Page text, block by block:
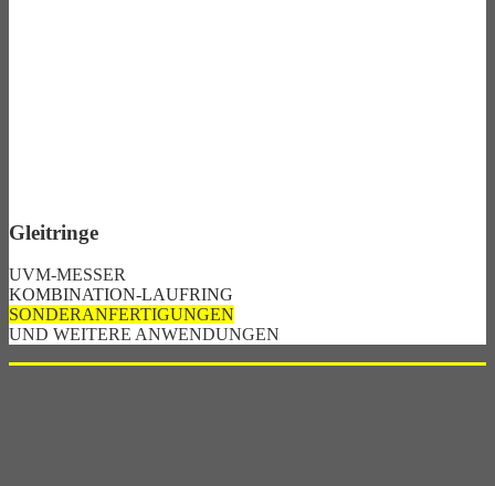
Gleitringe
UVM-MESSER
KOMBINATION-LAUFRING
SONDERANFERTIGUNGEN
UND WEITERE ANWENDUNGEN